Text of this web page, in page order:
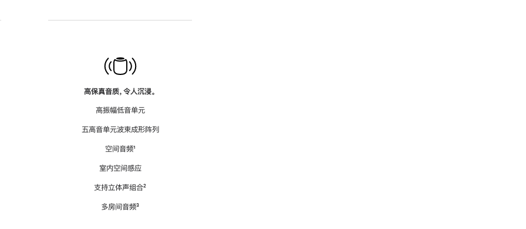
高保真音质，令人沉浸。
高振幅低音单元
五高音单元波束成形阵列
空间音频脚
¹
室内空间感应
支持立体声组合脚
²
多房间音频脚
³